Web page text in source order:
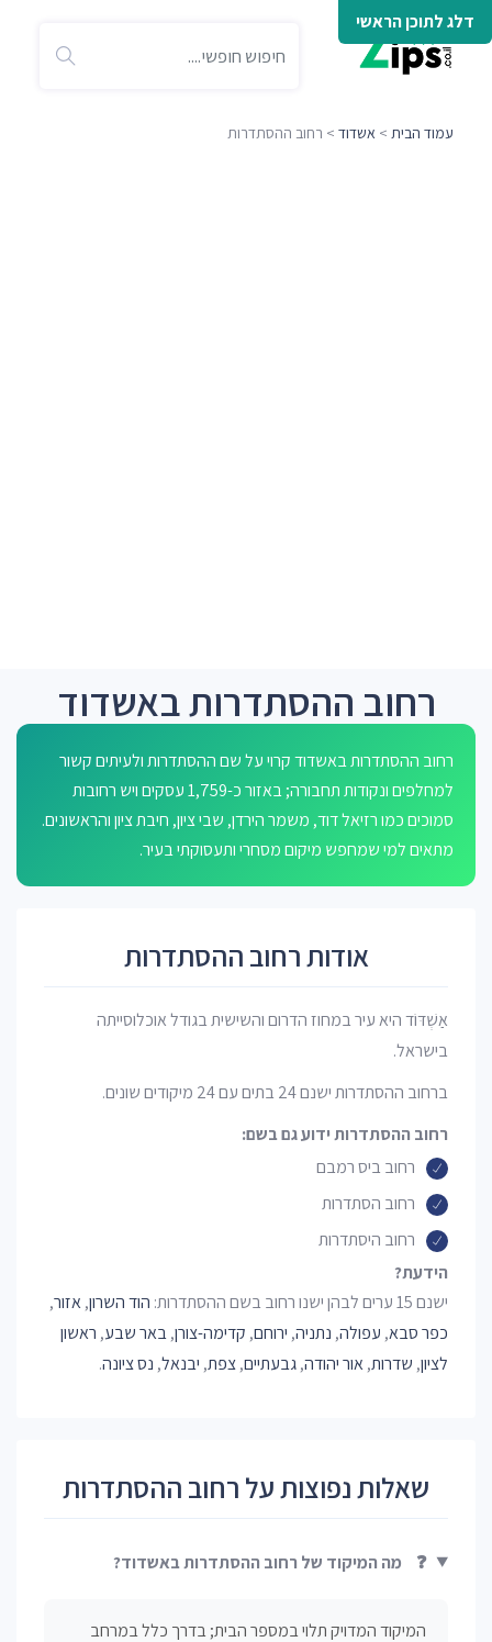
דלג לתוכן הראשי
עמוד הבית > אשדוד > רחוב ההסתדרות
רחוב ההסתדרות באשדוד
רחוב ההסתדרות באשדוד קרוי על שם ההסתדרות ולעיתים קשור
למחלפים ונקודות תחבורה; באזור כ-1,759 עסקים ויש רחובות
סמוכים כמו רזיאל דוד, משמר הירדן, שבי ציון, חיבת ציון והראשונים.
מתאים למי שמחפש מיקום מסחרי ותעסוקתי בעיר.
אודות רחוב ההסתדרות
אַשְׁדּוֹד היא עיר במחוז הדרום והשישית בגודל אוכלוסייתה
בישראל.
ברחוב ההסתדרות ישנם 24 בתים עם 24 מיקודים שונים.
רחוב ההסתדרות ידוע גם בשם:
רחוב ביס רמבם
רחוב הסתדרות
רחוב היסתדרות
הידעת?
ישנם 15 ערים לבהן ישנו רחוב בשם ההסתדרות:
הוד השרון,אזור,
כפר סבא, עפולה, נתניה, ירוחם, קדימה-צורן,באר שבע, ראשון
לציון, שדרות,אור יהודה,גבעתיים,צפת, יבנאל, נס ציונה.
שאלות נפוצות על רחוב ההסתדרות
❓ מה המיקוד של רחוב ההסתדרות באשדוד?
המיקוד המדויק תלוי במספר הבית; בדרך כלל במרחב